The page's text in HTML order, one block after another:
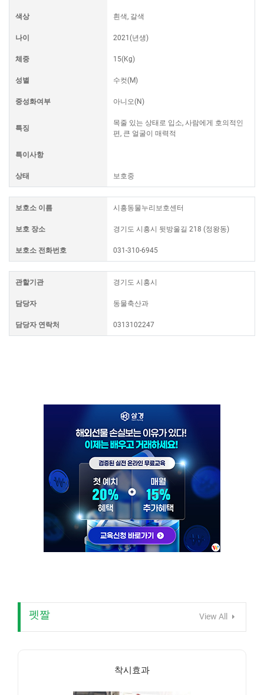
색상 흰색, 갈색
나이 2021(년생)
체중 15(Kg)
성별 수컷(M)
중성화여부 아니오(N)
특징
목줄 있는 상태로 입소, 사람에게 호의적인
편, 큰 얼굴이 매력적
특이사항
상태 보호중
보호소 이름 시흥동물누리보호센터
보호 장소 경기도 시흥시 뒷방울길 218 (정왕동)
보호소 전화번호 031-310-6945
관할기관 경기도 시흥시
담당자 동물축산과
담당자 연락처 0313102247
펫짤 View All
착시효과